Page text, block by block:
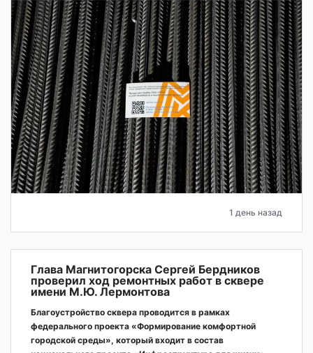
1 день назад
Глава Магнитогорска Сергей Бердников
проверил ход ремонтных работ в сквере
имени М.Ю. Лермонтова
Благоустройство сквера проводится в рамках
федерального проекта «Формирование комфортной
городской среды», который входит в состав